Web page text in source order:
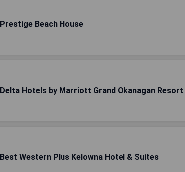
Prestige Beach House
Delta Hotels by Marriott Grand Okanagan Resort
Best Western Plus Kelowna Hotel & Suites